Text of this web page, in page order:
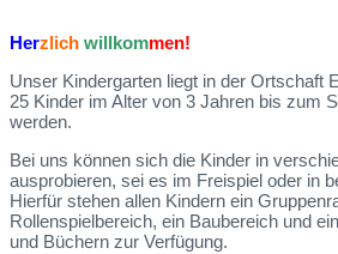
Herzlich willkommen!
Unser Kindergarten liegt in der Ortschaft
25 Kinder im Alter von 3 Jahren bis zum
werden.
Bei uns können sich die Kinder in
ausprobieren, sei es im Freispiel oder in
Hierfür stehen allen Kindern ein
Rollenspielbereich, ein Baubereich und
und Büchern zur Verfügung.